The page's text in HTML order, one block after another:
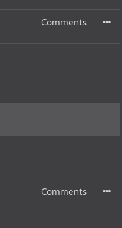
Comments
Comments